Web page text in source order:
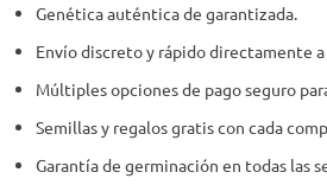
Genética auténtica de garantizada.
Envío discreto y rápido directamente a
Múltiples opciones de pago seguro
Semillas y regalos gratis con cada
Garantía de germinación en todas las